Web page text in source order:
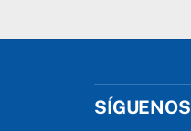
SÍGUENOS